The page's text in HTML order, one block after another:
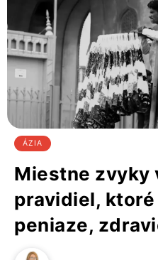
ÁZIA
Miestne zvyky
pravidiel,
peniaze,